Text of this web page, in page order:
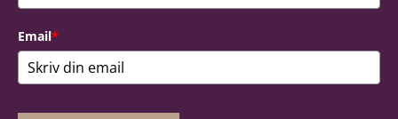
Email*